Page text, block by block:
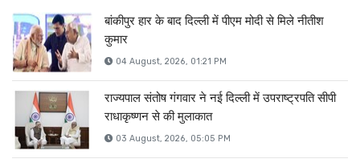
बांकीपुर हार के बाद दिल्ली में पीएम मोदी से मिले नीतीश
कुमार
04 August, 2026, 01:21 PM
राज्यपाल संतोष गंगवार ने नई दिल्ली में उपराष्ट्रपति सीपी
राधाकृष्णन से की मुलाकात
03 August, 2026, 05:05 PM